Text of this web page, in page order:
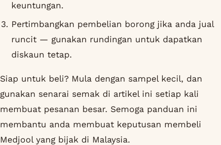
keuntungan.
Pertimbangkan pembelian borong jika anda jual
runcit — gunakan rundingan untuk dapatkan
diskaun tetap.
Siap untuk beli? Mula dengan sampel kecil, dan
gunakan senarai semak di artikel ini setiap kali
membuat pesanan besar. Semoga panduan ini
membantu anda membuat keputusan membeli
Medjool yang bijak di Malaysia.